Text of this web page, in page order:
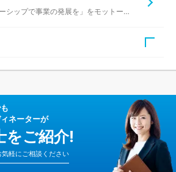
「よりよいパートナーシップで事業の発展を」をモットーに活動しています
神戸事務所は、他の士業とも幅広
・浅江壽一先生は国税庁で勤めた後に
た税務経験豊富な「節税対策と融資に
査官目線で節税対策、税務調査対策上
アドバイスしてくださいます。
ネーターが
をご紹介!
軽にご相談ください